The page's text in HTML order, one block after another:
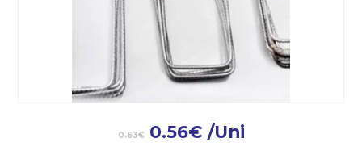
0.63€ 0.56€ /Uni